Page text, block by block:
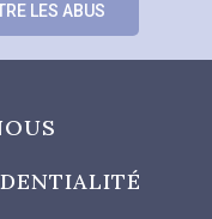
LES ABUS